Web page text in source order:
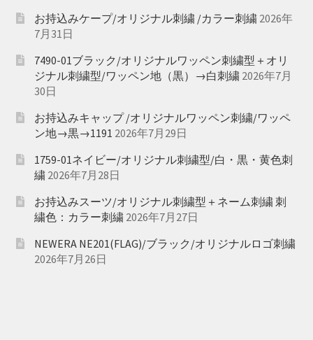
お持込みケープ/オリジナル刺繍 /カラー刺繍 2026年
7月31日
7490-01ブラック/オリジナルワッペン刺繍型＋オリ
ジナル刺繍型/ワッペン地（黒）→白刺繍 2026年7月
30日
お持込みキャップ /オリジナルワッペン刺繍/ワッペ
ン地→黒→1191 2026年7月29日
1759-01ネイビー/オリジナル刺繍型/白・黒・黄色刺
繍 2026年7月28日
お持込みスーツ/オリジナル刺繍型＋ネーム刺繍 刺
繍色：カラー刺繍 2026年7月27日
NEWERA NE201(FLAG)/ブラック/オリジナルロゴ刺繍
2026年7月26日